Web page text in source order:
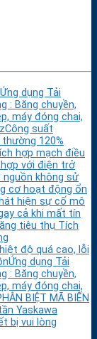
dụng Tải
: Băng chuyền,
máy đóng chai,
suất
120%
hợp mạch điều
hợp với điện trở
không sử
cơ hoạt động ổn
hiện sự cố mô
cả khi mất tín
tiêu thụ Tích
độ quá cao, lỗi
dụng Tải
: Băng chuyền,
máy đóng chai,
BIỆT MÃ BIẾN
Yaskawa
bị vui lòng